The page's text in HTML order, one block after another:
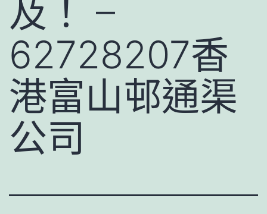
及！ –
62728207香
港富山邨通渠
公司